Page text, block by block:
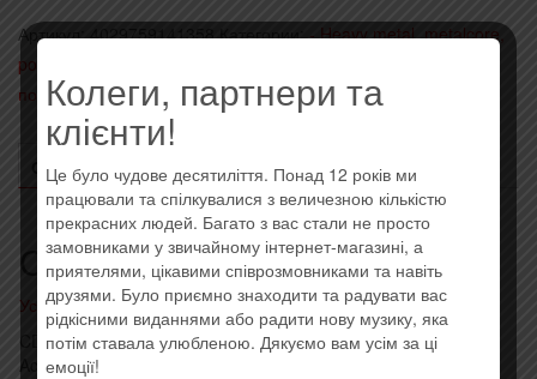
-
Whoosh!
(CD+DVD
Mediabook)
(2020)
(Import,
Артикул:4029759141358 Категории:- Heavy metal, metalcore,
power, hard rock
поступления Метка: Imported
ОПИСАНИЕ ОТЗЫВЫ (0)
Описание
Усі товари: Deep Purple
CD:
Act 1
Колеги, партнери та
клієнти!
Це було чудове десятиліття. Понад 12 років ми
працювали та спілкувалися з величезною кількістю
прекрасних людей. Багато з вас стали не просто
замовниками у звичайному інтернет-магазині, а
приятелями, цікавими співрозмовниками та навіть
друзями. Було приємно знаходити та радувати вас
рідкісними виданнями або радити нову музику, яка
потім ставала улюбленою. Дякуємо вам усім за ці
емоції!